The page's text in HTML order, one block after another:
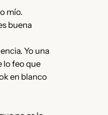
mío.
buena
Yo una
lo feo que
en blanco